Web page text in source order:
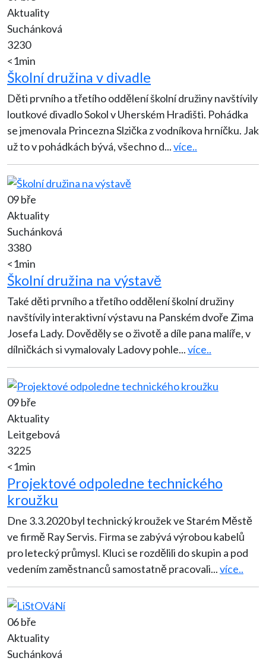
Aktuality
Suchánková
3230
<1min
Školní družina v divadle
Děti prvního a třetího oddělení školní družiny navštívily
loutkové divadlo Sokol v Uherském Hradišti. Pohádka
se jmenovala Princezna Slzička z vodníkova hrníčku. Jak
už to v pohádkách bývá, všechno d...více..
09 bře
Aktuality
Suchánková
3380
<1min
Školní družina na výstavě
Také děti prvního a třetího oddělení školní družiny
navštívily interaktivní výstavu na Panském dvoře Zima
Josefa Lady. Dověděly se o životě a díle pana malíře, v
dílničkách si vymalovaly Ladovy pohle...více..
09 bře
Aktuality
Leitgebová
3225
<1min
Projektové odpoledne technického
kroužku
Dne 3.3.2020 byl technický kroužek ve Starém Městě
ve firmě Ray Servis. Firma se zabývá výrobou kabelů
pro letecký průmysl. Kluci se rozdělili do skupin a pod
vedením zaměstnanců samostatně pracovali...více..
06 bře
Aktuality
Suchánková